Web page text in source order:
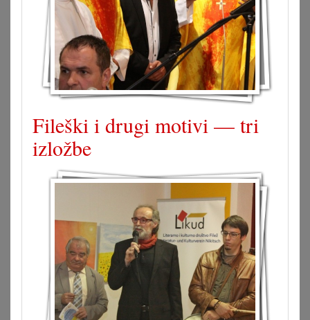
Fileški i drugi motivi — tri
izložbe